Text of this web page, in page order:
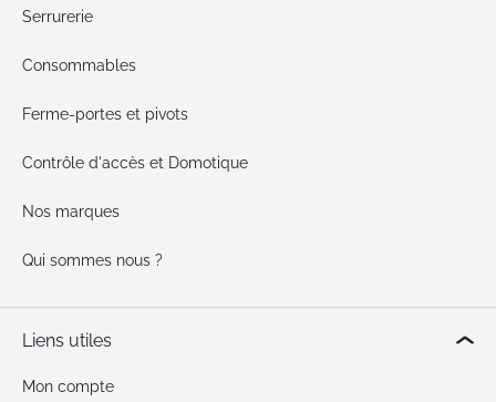
Serrurerie
Consommables
Ferme-portes et pivots
Contrôle d'accès et Domotique
Nos marques
Qui sommes nous ?
Liens utiles
Mon compte